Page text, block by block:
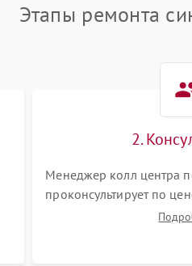
Этапы ремонта
2.
Менеджер колл центра
проконсультирует по
синтезатора а также